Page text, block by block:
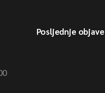
Posljednje objave